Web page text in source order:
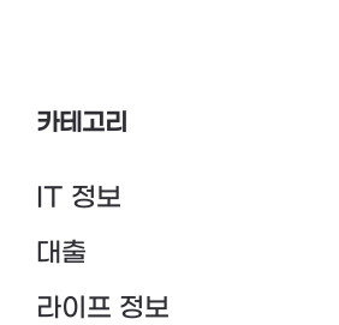
카테고리
IT 정보
대출
라이프 정보